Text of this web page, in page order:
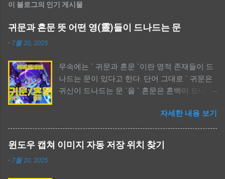
이 블로그의 인기 게시물
귀문과 혼문 뜻 어떤 영(靈)들이 드나드는 문
- 7월 20, 2025
무속에는 ` 귀문과 혼문 `이란 영적 존재들이 드
나드는 문이 있다고 한다. 단어 그대로 ` 귀문은
귀신이 드나드는 문 `을 ` 혼문은 혼백이 드나드
가 강하고, 사람들이 신경쓰는 부분이며, 혼문은
중간적인 의미가 강하다. 특히, 애니메이션 ` 케
이팝 데몬 헌터스 `에서 귀문과 혼문이란 단어가
언급되어 궁금증을 자아낸다. 애니메이션에서
자세한 내용 보기
윈도우 캡쳐 이미지 자동 저장 위치 찾기
- 7월 20, 2025